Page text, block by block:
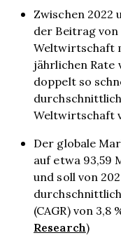
Zwischen 2022
der Beitrag von
Weltwirtschaft
jährlichen Rate
doppelt so
Weltwirtschaft
Der globale
auf etwa 93,59
und soll von
(CAGR) von 3,8
Research)